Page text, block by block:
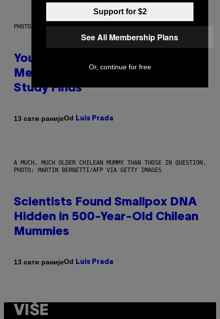
PHOTO: BATUHAN TOKER / GETTY IMAGES
Your Desk Height Could Be
Messing With Your Brain, New
Study Finds
13 сати ранијеOd Luis Prada
A MUCH, MUCH OLDER CHILEAN MUMMY THAN THOSE IN QUESTION.
PHOTO: MARTIN BERNETTI/AFP VIA GETTY IMAGES
Scientists Found Smallpox DNA
Hidden in 500-Year-Old Chilean
Mummies
13 сати ранијеOd Luis Prada
VIŠE
Support for $2
See All Membership Plans
Or, continue for free